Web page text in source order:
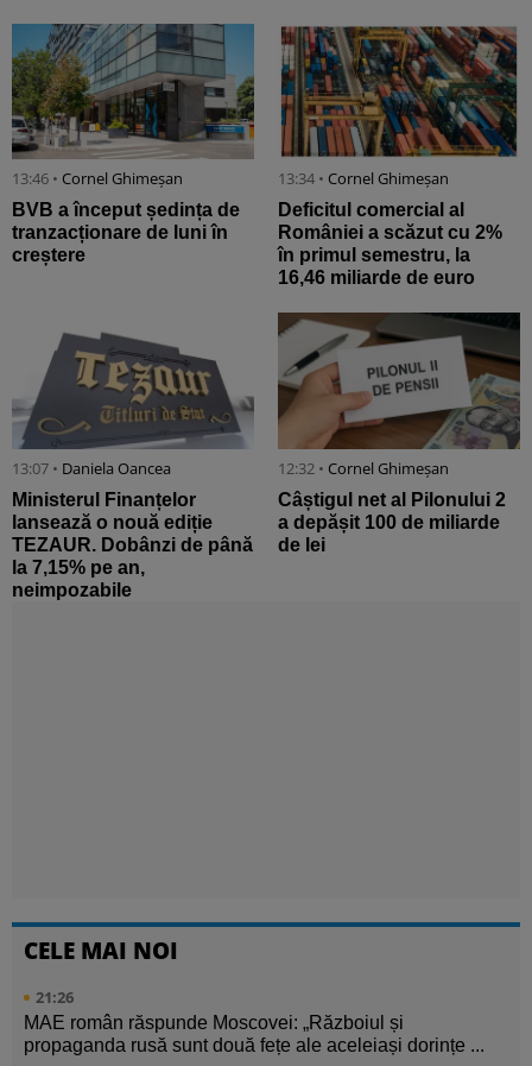
13:46 • Cornel Ghimeșan
BVB a început ședința de
tranzacționare de luni în
creștere
13:34 • Cornel Ghimeșan
Deficitul comercial al
României a scăzut cu 2%
în primul semestru, la
16,46 miliarde de euro
13:07 • Daniela Oancea
Ministerul Finanțelor
lansează o nouă ediție
TEZAUR. Dobânzi de până
la 7,15% pe an,
neimpozabile
12:32 • Cornel Ghimeșan
Câștigul net al Pilonului 2
a depășit 100 de miliarde
de lei
CELE MAI NOI
21:26
MAE român răspunde Moscovei: „Războiul și
propaganda rusă sunt două fețe ale aceleiași dorințe ...